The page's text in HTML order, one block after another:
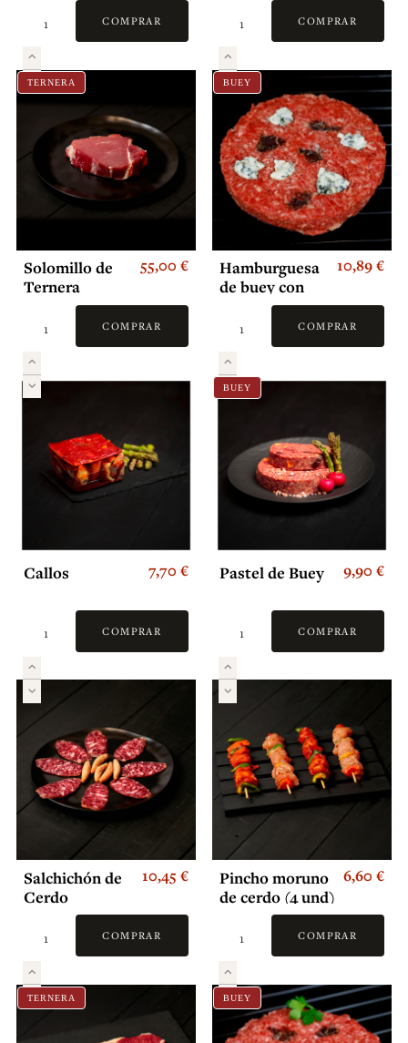
COMPRAR COMPRAR
TERNERA
Solomillo de
Ternera
55,00 €
COMPRAR
BUEY
Hamburguesa
de buey con
cecina de León
y queso de
Valdeón (2
und)
10,89 €
COMPRAR
Callos 7,70 €
COMPRAR
BUEY
Pastel de Buey 9,90 €
COMPRAR
Salchichón de
Cerdo
Artesanal
10,45 €
COMPRAR
Pincho moruno
de cerdo (4 und)
6,60 €
COMPRAR
TERNERA BUEY